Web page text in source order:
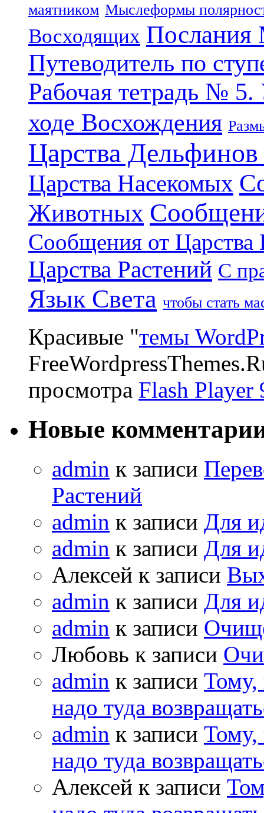
маятником Мыслеформы
Восходящих Послания
Путеводитель по
Рабочая тетрадь №
ходе Восхождения
Царства
Царства Насекомых
Животных
Сообщения от Царства
Царства Растений С
Язык Света чтобы стать
Красивые "темы
просмотра Flash Player
Новые
admin к записи
Растений
admin к записи Для
admin к записи Для
Алексей к записи
admin к записи Для
admin к записи
Любовь к записи
admin к записи Тому,
надо туда
admin к записи Тому,
надо туда
Алексей к записи